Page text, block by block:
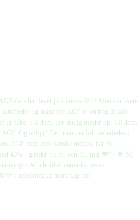
I anledning af mors dag har